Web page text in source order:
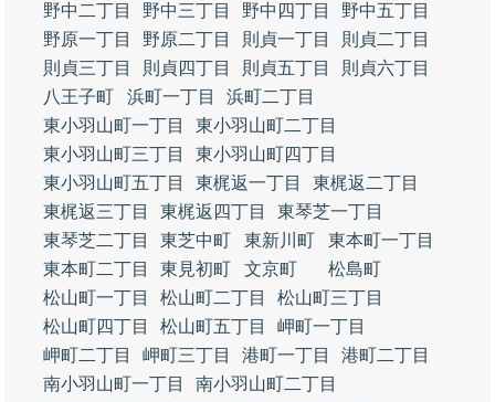
野中二丁目
野中三丁目 野中四丁目
野中五丁目
野原一丁目
野原二丁目 則貞一丁目
則貞二丁目
則貞三丁目
則貞四丁目 則貞五丁目
則貞六丁目
八王子町
浜町一丁目
浜町二丁目
東小羽山町一丁目
東小羽山町二丁目
東小羽山町三丁目
東小羽山町四丁目
東小羽山町五丁目
東梶返一丁目
東梶返二丁目
東梶返三丁目
東梶返四丁目
東琴芝一丁目
東琴芝二丁目
東芝中町 東新川町
東本町一丁目
東本町二丁目
東見初町 文京町
松島町
松山町一丁目
松山町二丁目
松山町三丁目
松山町四丁目
松山町五丁目
岬町一丁目
岬町二丁目
岬町三丁目 港町一丁目
港町二丁目
南小羽山町一丁目
南小羽山町二丁目